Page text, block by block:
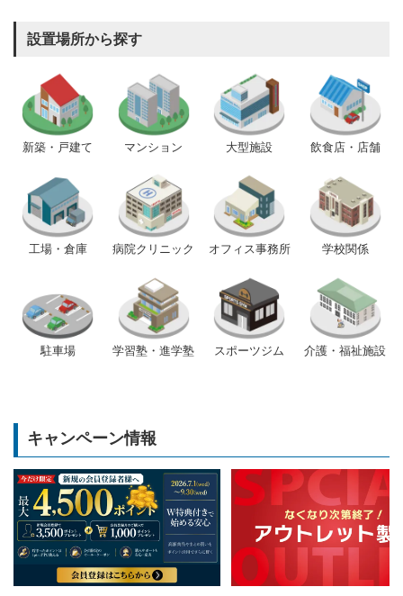
設置場所から探す
新築・戸建て マンション 大型施設 飲食店・店舗
工場・倉庫 病院クリニック オフィス事務所 学校関係
駐車場 学習塾・進学塾 スポーツジム 介護・福祉施設
キャンペーン情報